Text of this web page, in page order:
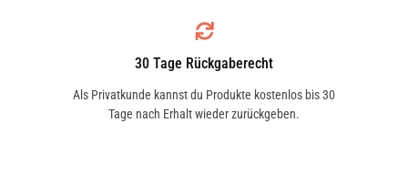
30 Tage Rückgaberecht
Als Privatkunde kannst du Produkte kostenlos bis 30
Tage nach Erhalt wieder zurückgeben.